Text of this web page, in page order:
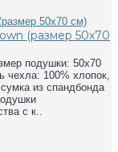
(размер 50х70
подушки: 50х70
чехла: 100% хлопок,
из спандбонда
с к..